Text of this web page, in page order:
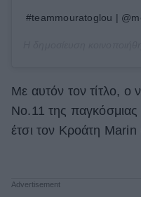
#teammouratoglou |
Με αυτόν τον τίτλο, ο
Νο.11 της παγκόσμιας
έτσι τον Κροάτη Marin